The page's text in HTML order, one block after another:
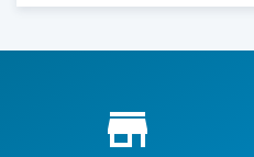
Proč nakupovat u nás?
store_mall_directory